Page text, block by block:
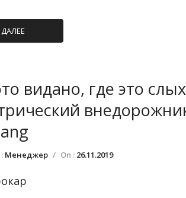
ДАЛЕЕ
видано, где это
Менеджер / On : 26.11.2019